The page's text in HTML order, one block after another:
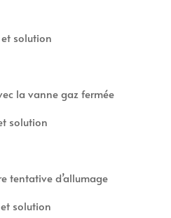
solution
la vanne gaz fermée
solution
tentative d’allumage
solution